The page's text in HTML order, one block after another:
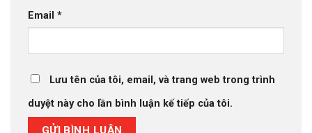
Email *
Lưu tên của tôi, email, và trang web trong trình
duyệt này cho lần bình luận kế tiếp của tôi.